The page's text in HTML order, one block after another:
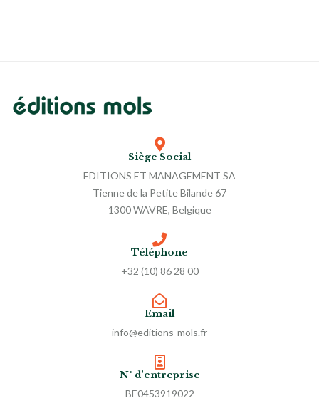
Siège Social
EDITIONS ET MANAGEMENT SA
Tienne de la Petite Bilande 67
1300 WAVRE, Belgique
Téléphone
+32 (10) 86 28 00
Email
info@editions-mols.fr
N° d'entreprise
BE0453919022